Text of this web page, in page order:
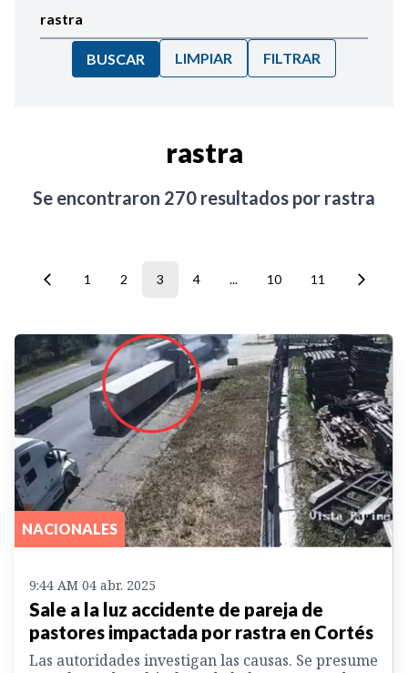
BUSCAR LIMPIAR FILTRAR
rastra
Se encontraron 270 resultados por rastra
1 2 3 4 ... 10 11
NACIONALES
9:44 AM 04 abr. 2025
Sale a la luz accidente de pareja de
pastores impactada por rastra en Cortés
Las autoridades investigan las causas. Se presume